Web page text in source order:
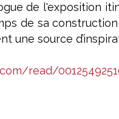
de l'exposition
de sa
une source
read/